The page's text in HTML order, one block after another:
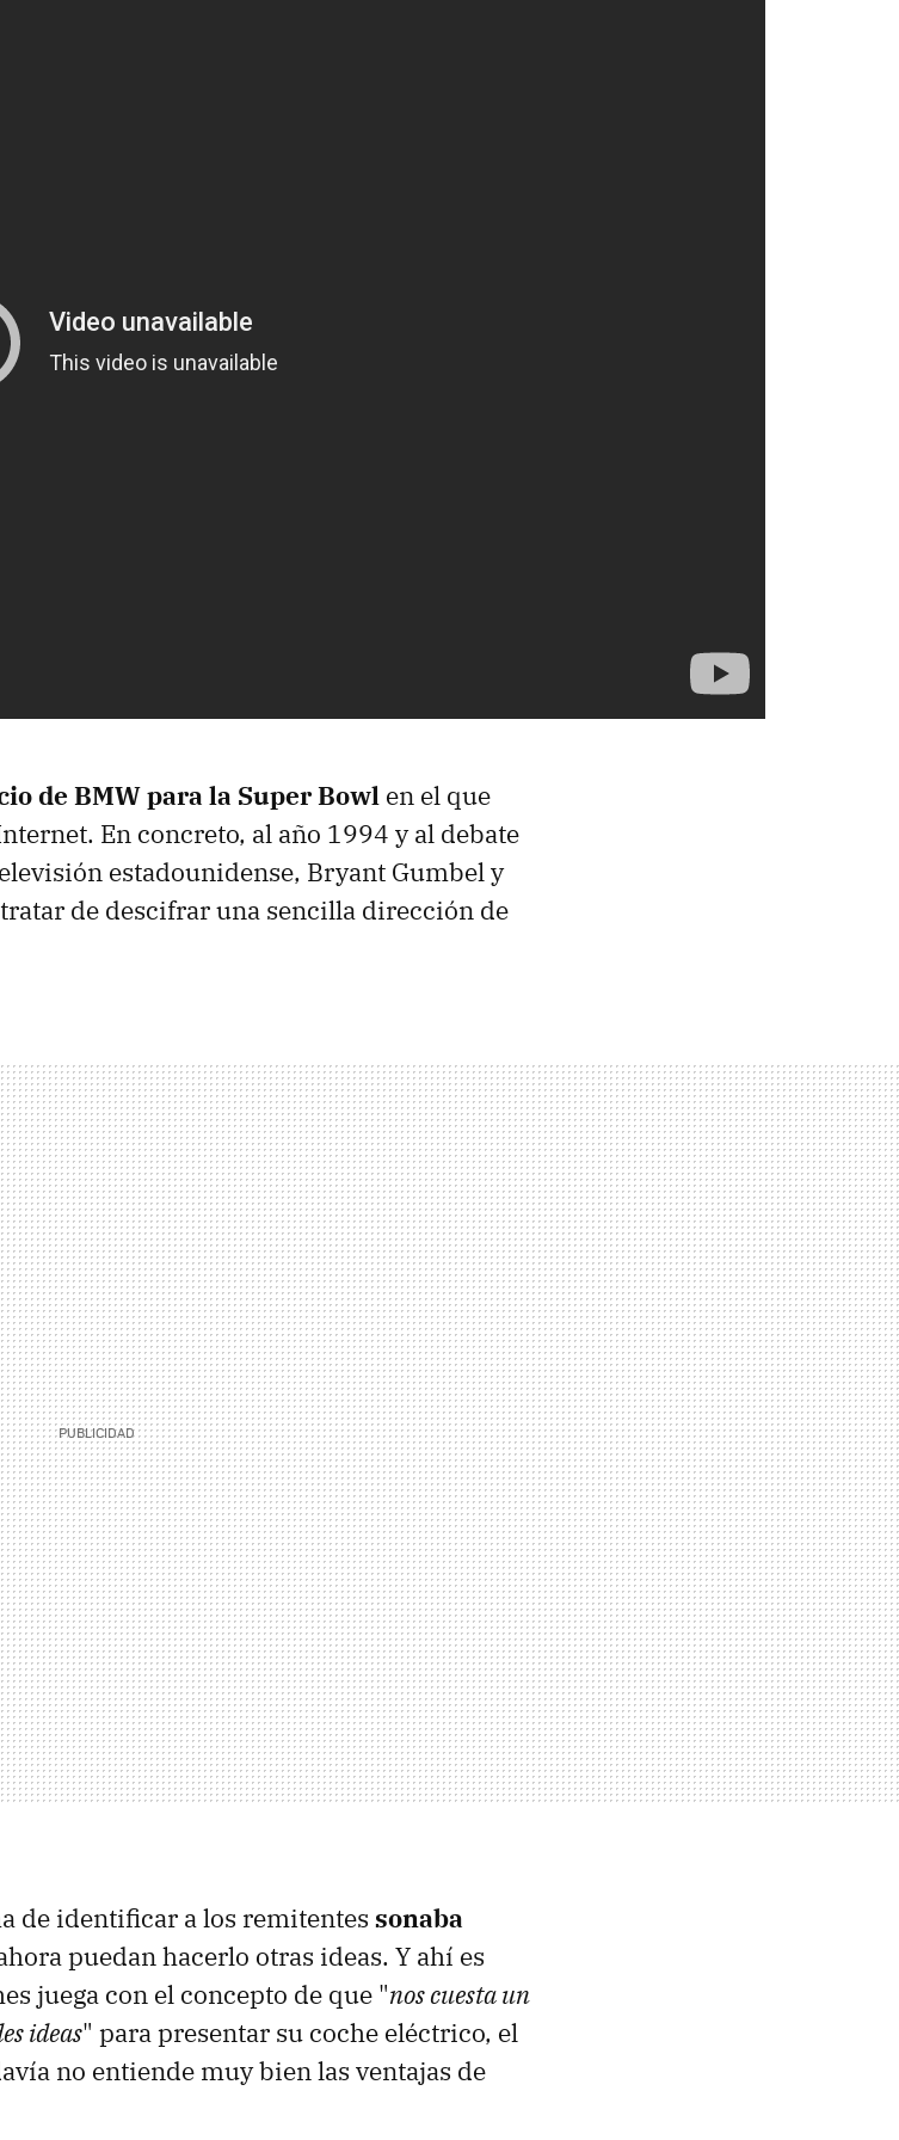
de BMW para la Super Bowl en el que
En concreto, al año 1994 y al debate
estadounidense, Bryant Gumbel y
de descifrar una sencilla dirección de
de identificar a los remitentes sonaba
puedan hacerlo otras ideas. Y ahí es
juega con el concepto de que "nos cuesta un
ideas" para presentar su coche eléctrico, el
no entiende muy bien las ventajas de